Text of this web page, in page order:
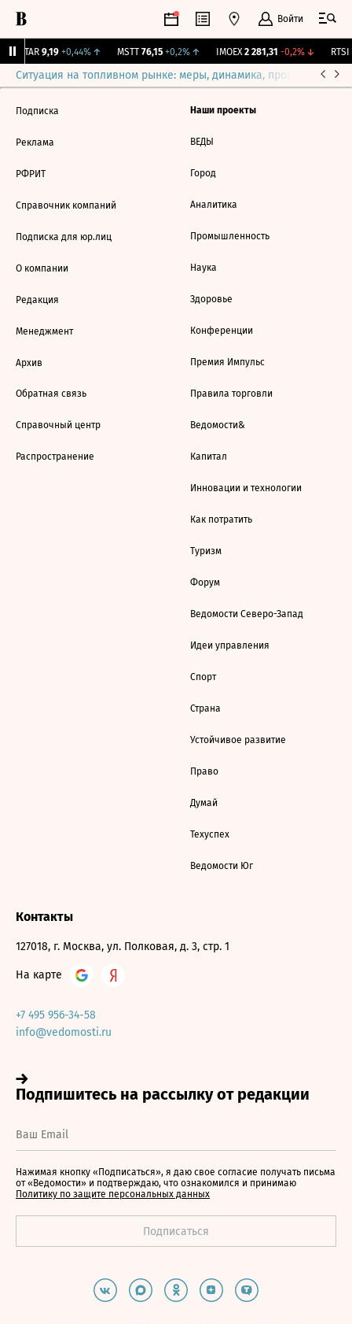
Войти
UTAR 9,19 +0,44%↑ MSTT 76,15 +0,2%↑ IMOEX 2 281,31 -0,2%↓ RTSI
Ситуация на топливном рынке: меры, динамика, прогнозы
Подписка
Реклама
РФРИТ
Справочник компаний
Подписка для юр.лиц
О компании
Редакция
Менеджмент
Архив
Обратная связь
Справочный центр
Распространение
Наши проекты
ВЕДЫ
Город
Аналитика
Промышленность
Наука
Здоровье
Конференции
Премия Импульс
Правила торговли
Ведомости&
Капитал
Инновации и технологии
Как потратить
Туризм
Форум
Ведомости Северо-Запад
Идеи управления
Спорт
Страна
Устойчивое развитие
Право
Думай
Техуспех
Ведомости Юг
Контакты
127018, г. Москва, ул. Полковая, д. 3, стр. 1
На карте
+7 495 956-34-58
info@vedomosti.ru
Нажимая кнопку «Подписаться», я даю свое согласие получать письма
от «Ведомости» и подтверждаю, что ознакомился и принимаю
Политику по защите персональных данных